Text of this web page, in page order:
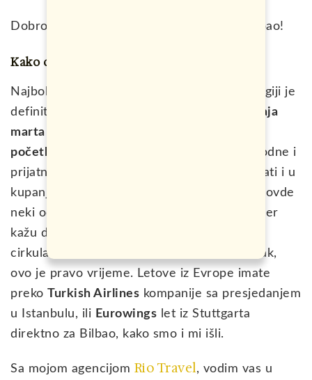
Dobrodošli u Baskiju i njenu prestonicu Bilbao!
Kako doći u Bilbao i kad je najbolje vrijeme?
Najbolje vrijeme za posjetu ovom gradu i regiji je
definitivno su proljeće i jesen,
period od kraja
marta do početka juna
početka novembra,
kad su temperature ugodne i
prijatne. Čak ako ste hrabri možete se okušati i u
kupanju u San Sebastianu sa lokalcima gdje ovde
neki od njih dolaze svaki dan, pa čak i zimi, jer
kažu da je hladan okean nešto najbolje za
cirkulaciju! Svakako, ako ste samo za obilazak,
ovo je pravo vrijeme. Letove iz Evrope imate
preko Turkish Airlines kompanije sa presjedanjem
u Istanbulu, ili Eurowings let iz Stuttgarta
direktno za Bilbao, kako smo i mi išli.
Sa mojom agencijom Rio Travel, vodim vas u